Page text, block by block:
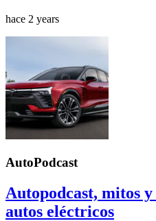
hace 2 years
AutoPodcast
Autopodcast, mitos
autos eléctricos